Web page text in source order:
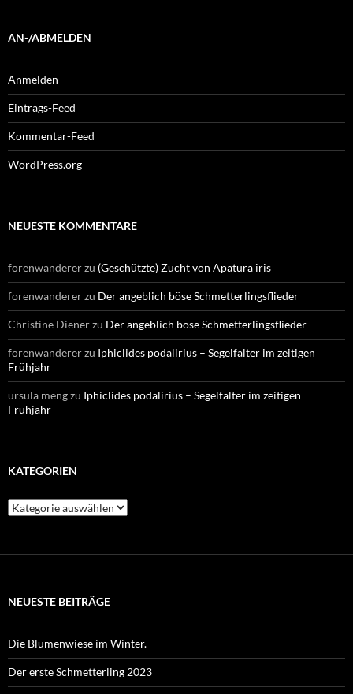
AN-/ABMELDEN
Anmelden
Eintrags-Feed
Kommentar-Feed
WordPress.org
NEUESTE KOMMENTARE
forenwandererzu (Geschützte) Zucht von Apatura iris
forenwandererzu Der angeblich böse Schmetterlingsflieder
Christine Dienerzu Der angeblich böse Schmetterlingsflieder
forenwandererzu Iphiclides podalirius – Segelfalter im zeitigen
Frühjahr
ursula mengzu Iphiclides podalirius – Segelfalter im zeitigen
Frühjahr
KATEGORIEN
Kategorien
NEUESTE BEITRÄGE
Die Blumenwiese im Winter.
Der erste Schmetterling 2023